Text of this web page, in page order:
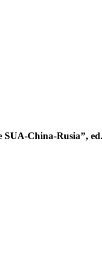
China-Rusia”,